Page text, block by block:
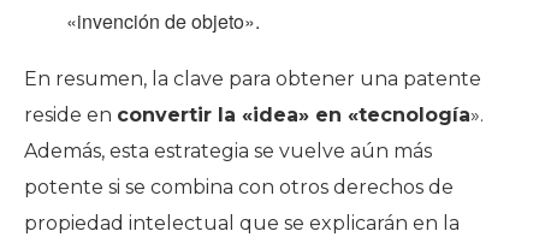
«invención de objeto».
En resumen, la clave para obtener una patente
reside en convertir la «idea» en «tecnología».
Además, esta estrategia se vuelve aún más
potente si se combina con otros derechos de
propiedad intelectual que se explicarán en la